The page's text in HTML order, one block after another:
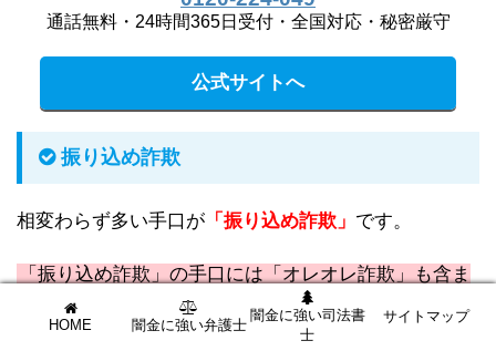
通話無料・24時間365日受付・全国対応・秘密厳守
公式サイトへ
振り込め詐欺
相変わらず多い手口が 「振り込め詐欺」 です。
「振り込め詐欺」の手口には「オレオレ詐欺」も含ま
れ、様々な特殊詐欺が横行しています。
HOME 闇金に強い弁護士
闇金に強い司法書
士
サイトマップ